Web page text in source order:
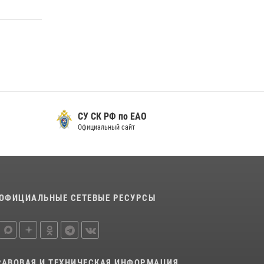
13 июля 2026, 02:04 3
СУ СК РФ по ЕАО
Официальный сайт
СЕТЕВЫЕ РЕСУРСЫ